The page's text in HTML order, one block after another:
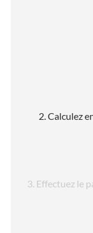
2. Calculez
3. Effectuez le